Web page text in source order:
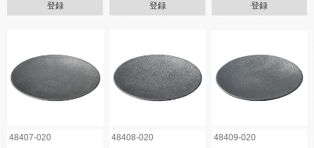
登録
登録
登録
48407-020 48408-020
48409-020